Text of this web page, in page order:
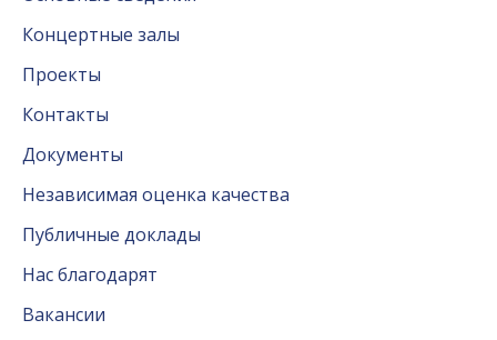
Концертные залы
Проекты
Контакты
Документы
Независимая оценка качества
Публичные доклады
Нас благодарят
Вакансии